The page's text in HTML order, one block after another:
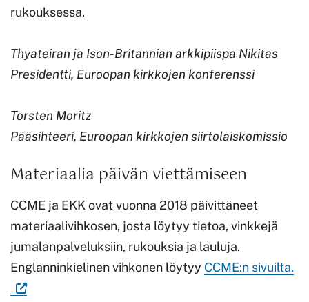
rukouksessa.
Thyateiran ja Ison-Britannian arkkipiispa Nikitas
Presidentti, Euroopan kirkkojen konferenssi
Torsten Moritz
Pääsihteeri, Euroopan kirkkojen siirtolaiskomissio
Materiaalia päivän viettämiseen
CCME ja EKK ovat vuonna 2018 päivittäneet
materiaalivihkosen, josta löytyy tietoa, vinkkejä
jumalanpalveluksiin, rukouksia ja lauluja.
Englanninkielinen vihkonen löytyy CCME:n sivuilta.